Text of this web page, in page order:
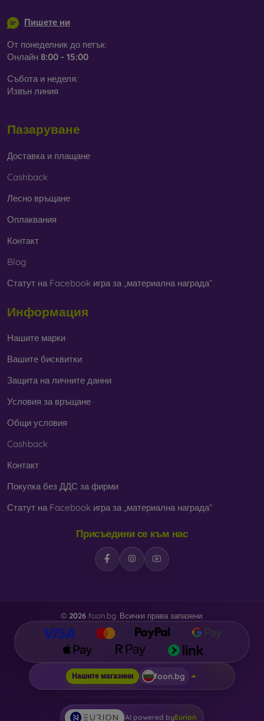
Пишете ни
От понеделник до петък:
Онлайн 8:00 - 15:00
Събота и неделя:
Извън линия
Пазаруване
Доставка и плащане
Cashback
Лесно връщане
Оплаквания
Контакт
Blog
Статут на Facebook игра за „материална награда“
Информация
Нашите марки
Вашите бисквитки
Защита на личните данни
Условия за връщане
Общи условия
Cashback
Контакт
Покупка без ДДС за фирми
Статут на Facebook игра за „материална награда“
Присъедини се към нас
© 2026 foon.bg. Всички права запазени.
Нашите магазини foon.bg
AI powered byEurion